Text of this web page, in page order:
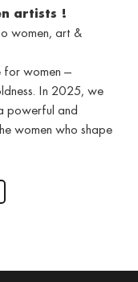
artists !
women, art &
for women —
In 2025, we
powerful and
women who shape